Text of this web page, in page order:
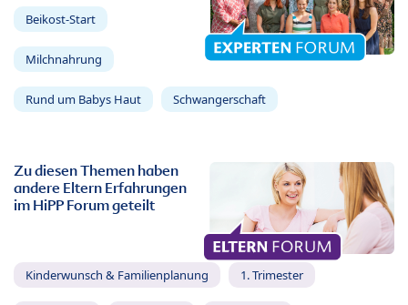
Beikost-Start
Milchnahrung
Rund um Babys Haut Schwangerschaft
Zu diesen Themen haben
andere Eltern Erfahrungen
im HiPP Forum geteilt
Kinderwunsch & Familienplanung 1. Trimester